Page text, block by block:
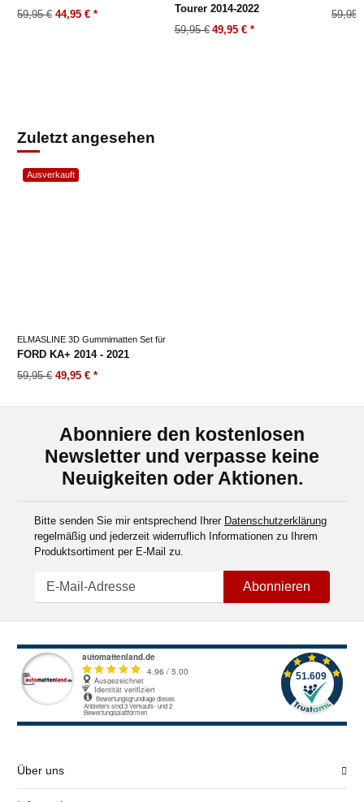
59,95 € 44,95 € *
Tourer 2014-2022
59,95 € 49,95 € *
59,95
Zuletzt angesehen
Ausverkauft
ELMASLINE 3D Gummimatten Set für
FORD KA+ 2014 - 2021
59,95 € 49,95 € *
Abonniere den kostenlosen
Newsletter und verpasse keine
Neuigkeiten oder Aktionen.
Bitte senden Sie mir entsprechend Ihrer Datenschutzerklärung
regelmäßig und jederzeit widerruflich Informationen zu Ihrem
Produktsortiment per E-Mail zu.
Abonnieren
Über uns